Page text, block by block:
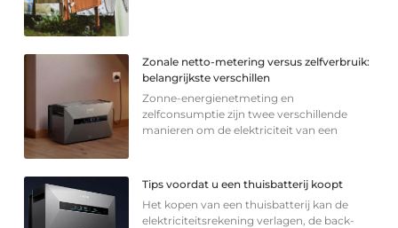
Zonale netto-metering versus zelfverbruik:
belangrijkste verschillen
Zonne-energienetmeting en
zelfconsumptie zijn twee verschillende
manieren om de elektriciteit van een
Tips voordat u een thuisbatterij koopt
Het kopen van een thuisbatterij kan de
elektriciteitsrekening verlagen, de back-